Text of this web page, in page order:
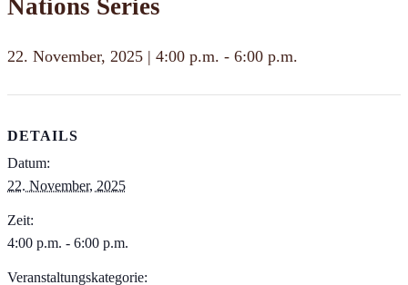
Nations Series
22. November, 2025 | 4:00 p.m. - 6:00 p.m.
DETAILS
Datum:
22. November, 2025
Zeit:
4:00 p.m. - 6:00 p.m.
Veranstaltungskategorie: